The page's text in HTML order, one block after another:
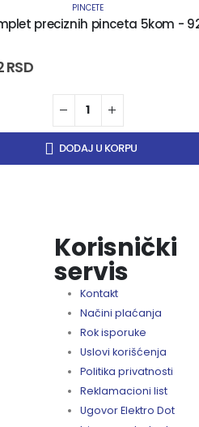
PINCETE
preciznih pinceta 5kom -
RSD
DODAJ U KORPU
Korisnički
servis
Kontakt
Načini plaćanja
Rok isporuke
Uslovi korišćenja
Politika privatnosti
Reklamacioni list
Ugovor Elektro Dot